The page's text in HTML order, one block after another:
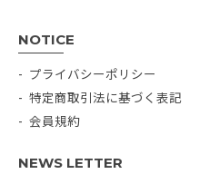
NOTICE
プライバシーポリシー
特定商取引法に基づく表記
会員規約
NEWS LETTER